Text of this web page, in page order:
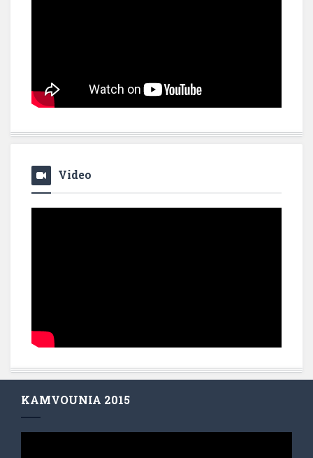
Video
KAMVOUNIA 2015